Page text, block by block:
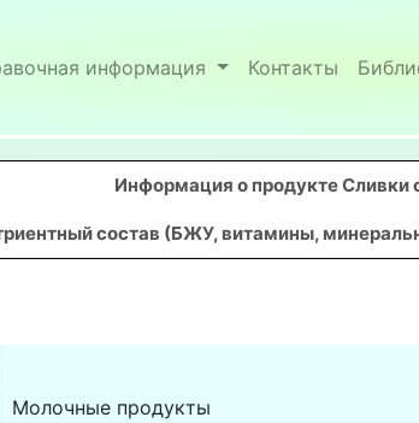
информация Контакты
Информация о продукте
состав (БЖУ, витамины,
Молочные продукты